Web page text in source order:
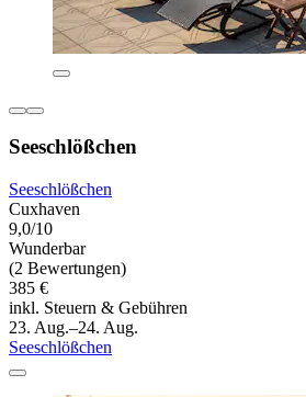
Seeschlößchen
Seeschlößchen
Cuxhaven
9,0/10
Wunderbar
(2 Bewertungen)
385 €
inkl. Steuern & Gebühren
23. Aug.–24. Aug.
Seeschlößchen